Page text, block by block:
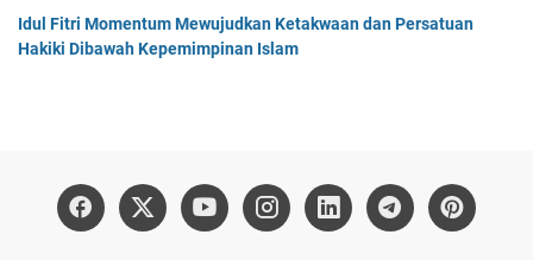
Idul Fitri Momentum Mewujudkan Ketakwaan dan Persatuan
Hakiki Dibawah Kepemimpinan Islam